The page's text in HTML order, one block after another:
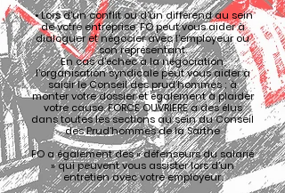
• Lors d’un conflit ou d’un différend au sein
de votre entreprise, FO peut vous aider à
dialoguer et négocier avec l’employeur ou
son représentant.
En cas d’échec à la négociation,
l’organisation syndicale peut vous aider à
saisir le Conseil des prud’hommes ; à
monter votre dossier et également à plaider
votre cause. FORCE OUVRIERE a des élus
dans toutes les sections au sein du Conseil
des Prud’hommes de la Sarthe
FO a également des « défenseurs du salarié
» qui peuvent vous assister lors d’un
entretien avec votre employeur.